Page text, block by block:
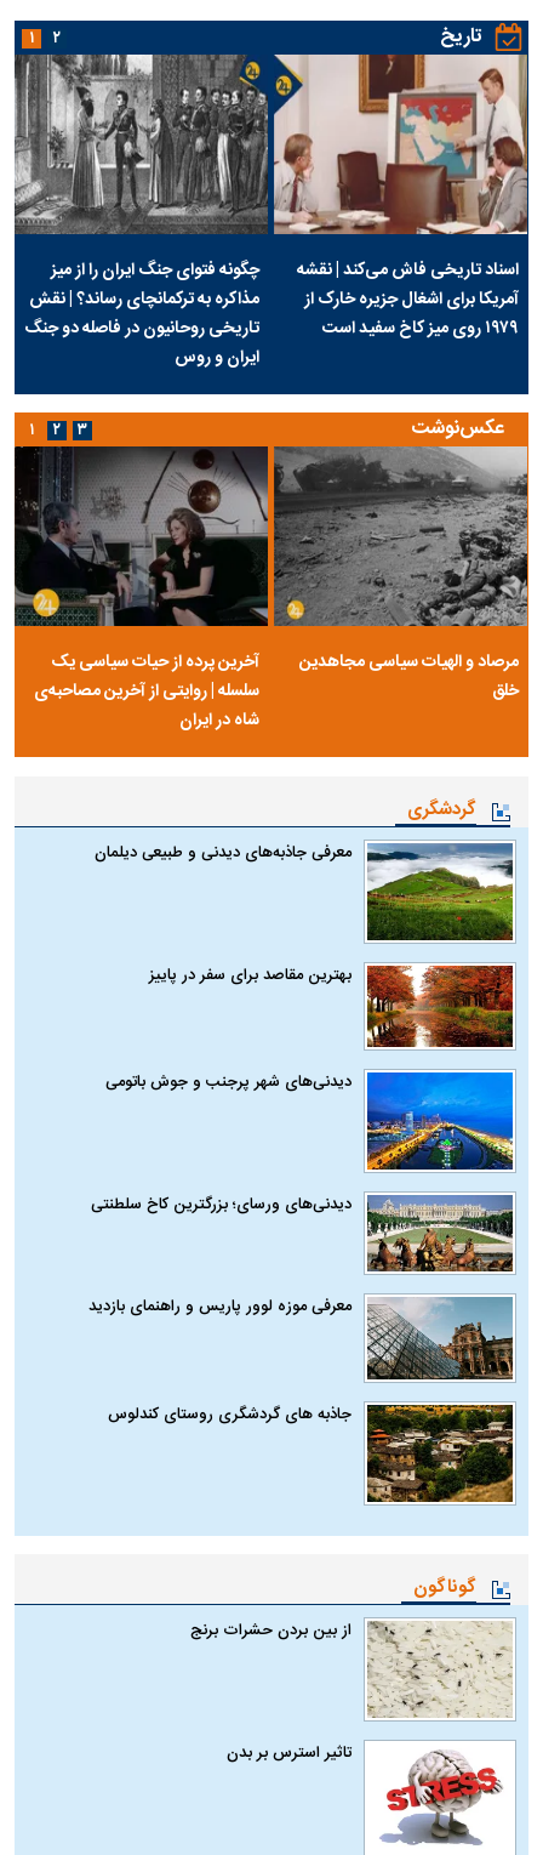
تاریخ
اسناد تاریخی فاش می‌کند | نقشه
آمریکا برای اشغال جزیره خارک از
۱۹۷۹ روی میز کاخ سفید است
چگونه فتوای جنگ ایران را از میز
مذاکره به ترکمانچای رساند؟ | نقش
تاریخی روحانیون در فاصله دو جنگ
ایران و روس
۱ ۲
عکس‌نوشت
مرصاد و الهیات سیاسی مجاهدین
خلق
آخرین پرده از حیات سیاسی یک
سلسله | روایتی از آخرین مصاحبه‌ی
شاه در ایران
۱ ۲ ۳
گردشگری
معرفی جاذبه‌های دیدنی و طبیعی دیلمان
بهترین مقاصد برای سفر در پاییز
دیدنی‌های شهر پرجنب و جوش باتومی
دیدنی‌های ورسای؛ بزرگترین کاخ سلطنتی
معرفی موزه لوور پاریس و راهنمای بازدید
جاذبه های گردشگری روستای کندلوس
گوناگون
از بین بردن حشرات برنج
تاثیر استرس بر بدن